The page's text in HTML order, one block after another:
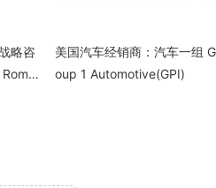
略咨
美国汽车经销商：汽车一组
oup 1 Automotive(GPI)